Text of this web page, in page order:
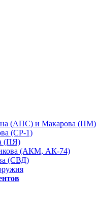
(АПС) и Макарова (ПМ)
(СР-1)
(ПЯ)
(АКМ, АК-74)
(СВД)